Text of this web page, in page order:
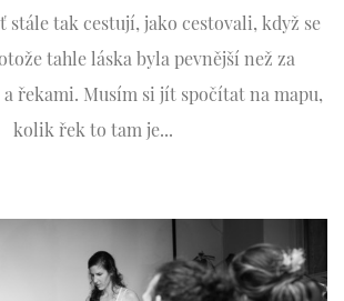
stále tak cestují, jako cestovali, když se
tahle láska byla pevnější než za
řekami. Musím si jít spočítat na mapu,
kolik řek to tam je...